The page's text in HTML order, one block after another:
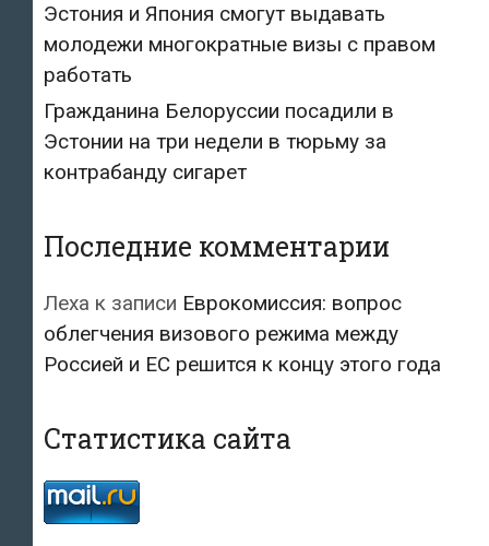
Эстония и Япония смогут выдавать
молодежи многократные визы с правом
работать
Гражданина Белоруссии посадили в
Эстонии на три недели в тюрьму за
контрабанду сигарет
Последние комментарии
Леха к записи Еврокомиссия: вопрос
облегчения визового режима между
Россией и ЕС решится к концу этого года
Статистика сайта